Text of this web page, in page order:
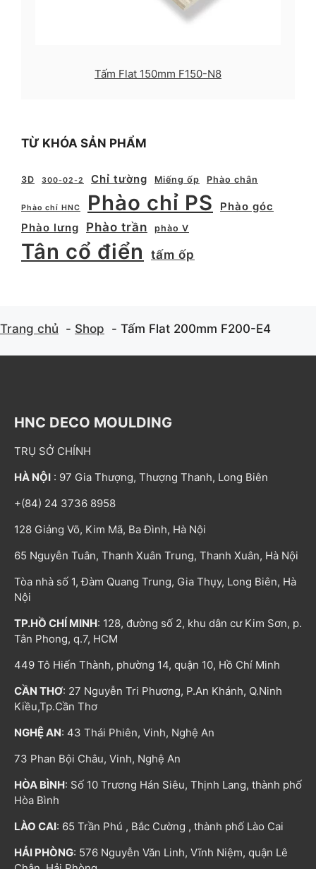
Tấm Flat 150mm F150-N8
TỪ KHÓA SẢN PHẨM
3D 300-02-2 Chỉ tường Miếng ốp Phào chân
Phào chỉ HNC Phào chỉ PS
Phào góc
Phào lưng
Phào trần phào V
Tân cổ điển tấm ốp
Trang chủ Shop Tấm Flat 200mm F200-E4
HNC DECO MOULDING
TRỤ SỞ CHÍNH
HÀ NỘI : 97 Gia Thượng, Thượng Thanh, Long Biên
+(84) 24 3736 8958
128 Giảng Võ, Kim Mã, Ba Đình, Hà Nội
65 Nguyễn Tuân, Thanh Xuân Trung, Thanh Xuân, Hà Nội
Tòa nhà số 1, Đàm Quang Trung, Gia Thụy, Long Biên, Hà
Nội
TP.HỒ CHÍ MINH: 128, đường số 2, khu dân cư Kim Sơn, p.
Tân Phong, q.7, HCM
449 Tô Hiến Thành, phường 14, quận 10, Hồ Chí Minh
CẦN THƠ: 27 Nguyễn Tri Phương, P.An Khánh, Q.Ninh
Kiều,Tp.Cần Thơ
NGHỆ AN: 43 Thái Phiên, Vinh, Nghệ An
73 Phan Bội Châu, Vinh, Nghệ An
HÒA BÌNH: Số 10 Trương Hán Siêu, Thịnh Lang, thành phố
Hòa Bình
LÀO CAI: 65 Trần Phú , Bắc Cường , thành phố Lào Cai
HẢI PHÒNG: 576 Nguyễn Văn Linh, Vĩnh Niệm, quận Lê